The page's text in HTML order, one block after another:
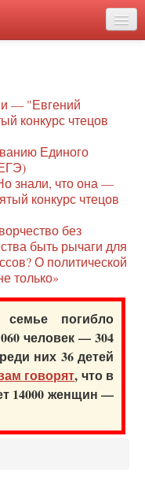
— "Евгений
конкурс чтецов
Единого
знали, что она —
конкурс чтецов
без
быть рычаги для
О политической
только»
погибло
человек — 304
них 36 детей
говорят, что в
14000 женщин —